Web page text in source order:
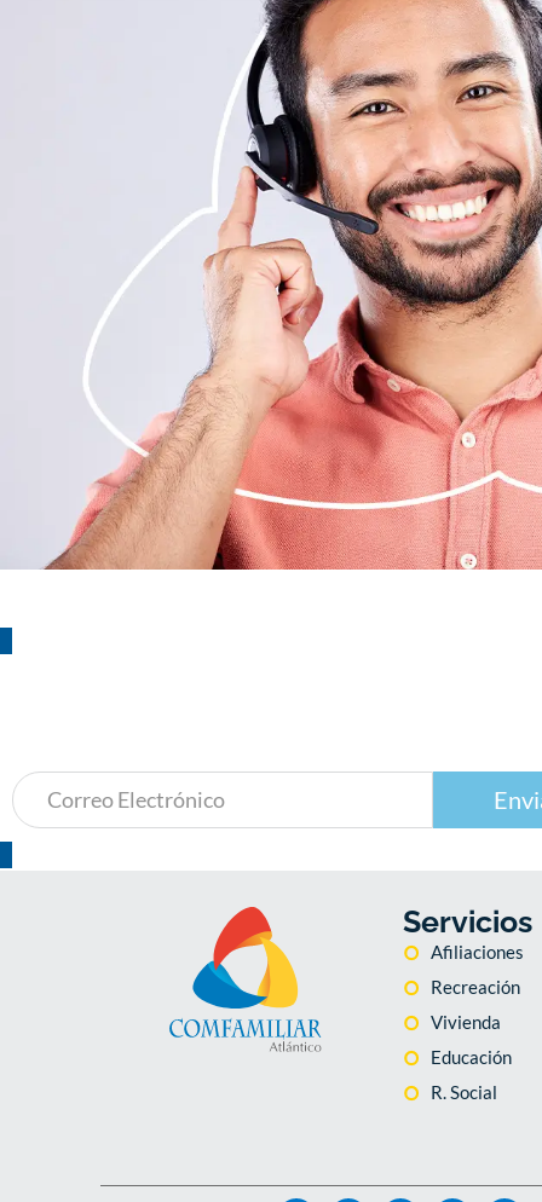
Servicios
Afiliaciones
Recreación
Vivienda
Educación
R. Social